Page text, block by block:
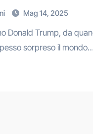
Mag 14, 2025
Donald Trump, da
sorpreso il